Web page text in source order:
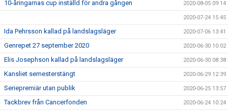
10-åringarnas cup inställd för andra gången 2020-08-05 09:14
2020-07-24 15:45
Ida Pehrsson kallad på landslagsläger 2020-07-06 13:41
Genrepet 27 september 2020 2020-06-30 10:02
Elis Josephson kallad på landslagsläger 2020-06-30 08:38
Kansliet semesterstängt 2020-06-29 12:39
Seriepremiär utan publik 2020-06-25 13:57
Tackbrev från Cancerfonden 2020-06-24 10:24